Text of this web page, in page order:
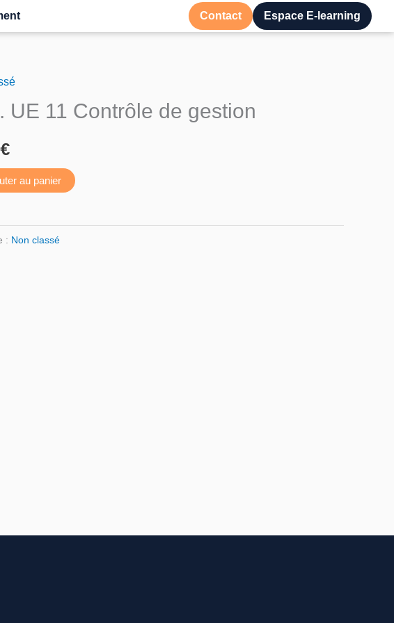
Contact Espace E-learning
UE 11 Contrôle de gestion
€
au panier
: Non classé